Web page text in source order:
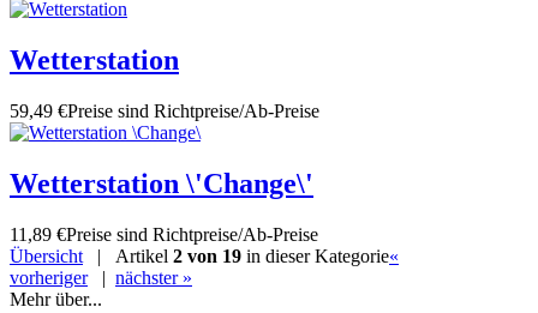
Wetterstation
59,49 €Preise sind Richtpreise/Ab-Preise
Wetterstation \'Change\'
11,89 €Preise sind Richtpreise/Ab-Preise
Übersicht | Artikel 2 von 19 in dieser Kategorie«
vorheriger| nächster »
Mehr über...